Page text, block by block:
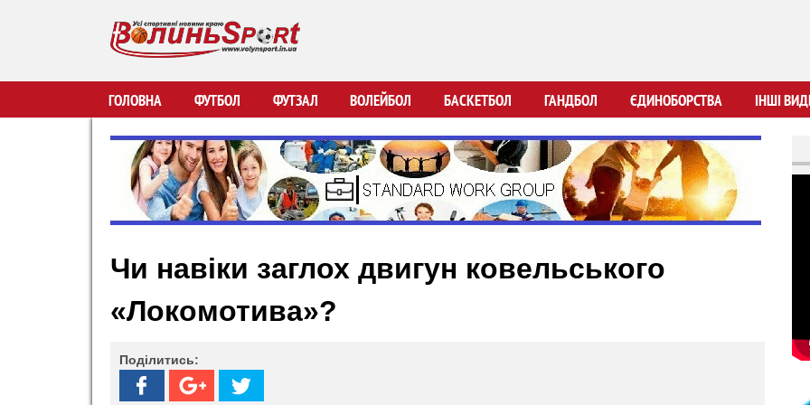
вмісту
В
о
и
н
ь
ГОЛОВНА ФУТБОЛ ФУТЗАЛ ВОЛЕЙБОЛ БАСКЕТБОЛ ГАНДБОЛ ЄДИНОБОРСТВА ІНШІ
Чи навіки заглох двигун ковельського
«Локомотива»?
Поділитись: